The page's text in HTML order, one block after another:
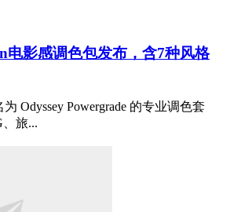
电影感调色包发布，含7种风格
Odyssey Powergrade 的专业调色套
旅...